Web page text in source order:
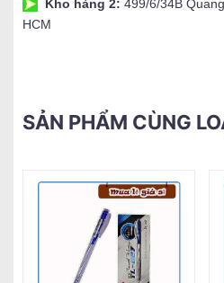
Kho hàng 2: 499/6/34B
HCM
SẢN PHẨM CÙNG